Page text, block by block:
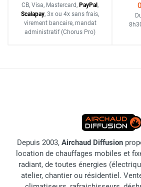
CB, Visa, Mastercard, PayPal ,
Scalapay, 3x ou 4x sans frais,
virement bancaire, mandat
administratif (Chorus Pro)
Depuis 2003, Airchaud Diffusion
location de chauffages mobiles et
radiant, de toutes énergies
atelier, chantier ou résidentiel.